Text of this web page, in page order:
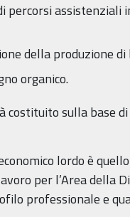
percorsi assistenziali
della produzione
organico.
costituito sulla base
lordo è
per l’Area della
professionale e